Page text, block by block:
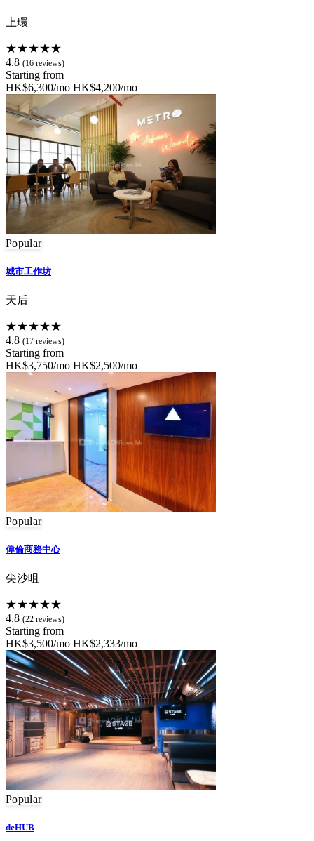
上環
★★★★★
4.8 (16 reviews)
Starting from
HK$6,300/mo HK$4,200/mo
Popular
城市工作坊
天后
★★★★★
4.8 (17 reviews)
Starting from
HK$3,750/mo HK$2,500/mo
Popular
偉倫商務中心
尖沙咀
★★★★★
4.8 (22 reviews)
Starting from
HK$3,500/mo HK$2,333/mo
Popular
deHUB